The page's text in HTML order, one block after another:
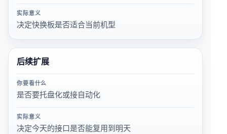
实际意义
决定快换板是否适合当前机型
后续扩展
你要看什么
是否要托盘化或接自动化
实际意义
决定今天的接口是否能复用到明天